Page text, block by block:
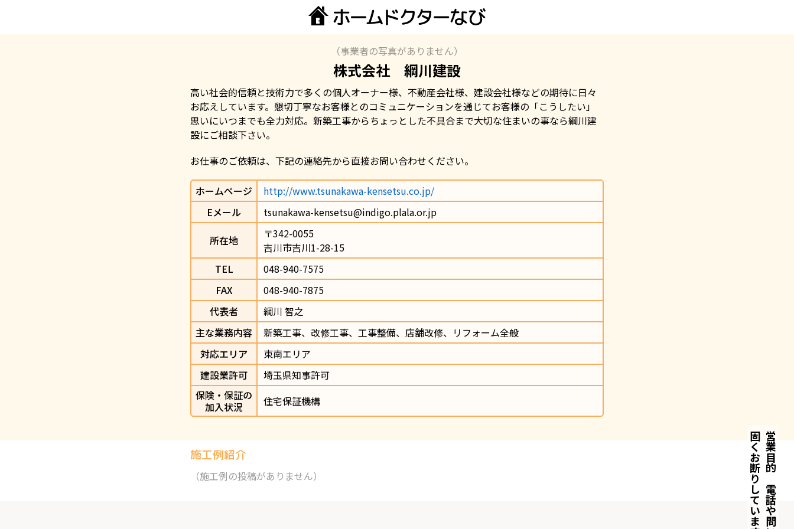
（事業者の写真がありません）
株式会社 綱川建設
高い社会的信頼と技術力で多くの個人オーナー様、不動産会社様、建設会社様などの期待に日々
お応えしています。懇切丁寧なお客様とのコミュニケーションを通じてお客様の「こうしたい」
思いにいつまでも全力対応。新築工事からちょっとした不具合まで大切な住まいの事なら綱川建
設にご相談下さい。
お仕事のご依頼は、下記の連絡先から直接お問い合わせください。
ホームページ
http://www.tsunakawa-kensetsu.co.jp/
Eメール
tsunakawa-kensetsu@indigo.plala.or.jp
所在地
〒342-0055
吉川市吉川1-28-15
TEL
048-940-7575
FAX
048-940-7875
代表者
綱川 智之
主な業務内容
新築工事、改修工事、工事整備、店舗改修、リフォーム全般
対応エリア
東南エリア
建設業許可
埼玉県知事許可
保険・保証の
加入状況
住宅保証機構
施工例紹介
（施工例の投稿がありません） 固くお断りしています